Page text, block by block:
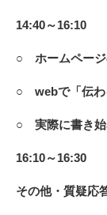
14:40～16:10
○ ホームページ
○ webで「伝わ
○ 実際に書き
16:10～16:30
その他・質疑応